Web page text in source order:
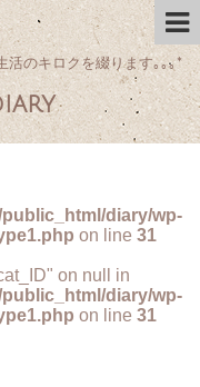
活のキロクを綴ります｡｡｡*
diary/wp-
on line 31
on null in
diary/wp-
on line 31